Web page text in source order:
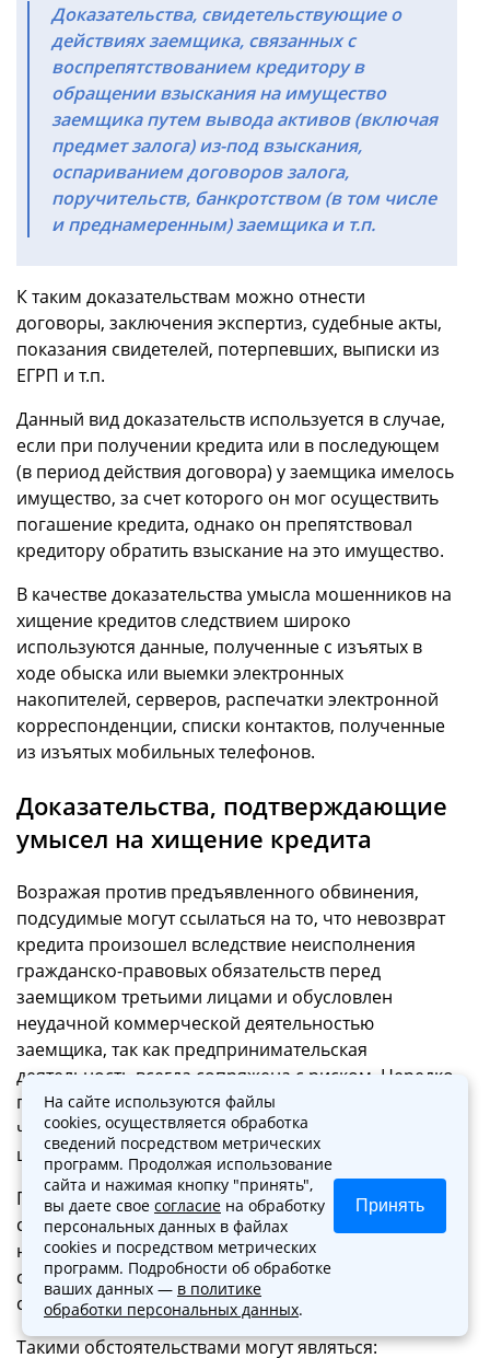
Доказательства, свидетельствующие о
действиях заемщика, связанных с
воспрепятствованием кредитору в
обращении взыскания на имущество
заемщика путем вывода активов (включая
предмет залога) из-под взыскания,
оспариванием договоров залога,
поручительств, банкротством (в том числе
и преднамеренным) заемщика и т.п.
К таким доказательствам можно отнести
договоры, заключения экспертиз, судебные акты,
показания свидетелей, потерпевших, выписки из
ЕГРП и т.п.
Данный вид доказательств используется в случае,
если при получении кредита или в последующем
(в период действия договора) у заемщика имелось
имущество, за счет которого он мог осуществить
погашение кредита, однако он препятствовал
кредитору обратить взыскание на это имущество.
В качестве доказательства умысла мошенников на
хищение кредитов следствием широко
используются данные, полученные с изъятых в
ходе обыска или выемки электронных
накопителей, серверов, распечатки электронной
корреспонденции, списки контактов, полученные
из изъятых мобильных телефонов.
Доказательства, подтверждающие
умысел на хищение кредита
Возражая против предъявленного обвинения,
подсудимые могут ссылаться на то, что невозврат
кредита произошел вследствие неисполнения
гражданско-правовых обязательств перед
заемщиком третьими лицами и обусловлен
неудачной коммерческой деятельностью
заемщика, так как предпринимательская
деятельность всегда сопряжена с риском. Нередко
подсудимые указывают на то, что осуществляли
частичный возврат кредита и (или) его частичное
целевое использование.
Признавая вину подсудимых в хищении кредита,
суды учитывают различные обстоятельства,
наличие которых в конкретном деле в
совокупности с другими обстоятельствами может
свидетельствовать об умысле подсудимого.
Такими обстоятельствами могут являться:
На сайте используются файлы
cookies, осуществляется обработка
сведений посредством метрических
программ. Продолжая использование
сайта и нажимая кнопку "принять",
вы даете свое согласие на обработку
персональных данных в файлах
cookies и посредством метрических
программ. Подробности об обработке
ваших данных — в политике
обработки персональных данных.
Принять